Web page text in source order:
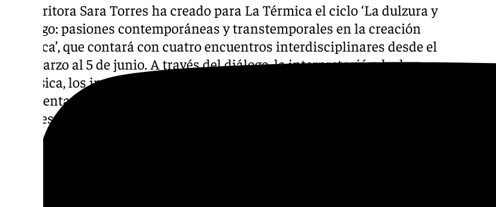
La escritora Sara Torres ha creado para La Térmica el ciclo ‘La dulzura y
el riesgo: pasiones contemporáneas y transtemporales en la creación
artística’, que contará con cuatro encuentros interdisciplinares desde el
7 de marzo al 5 de junio. A través del diálogo, la interpretación, la danza y
la música, los invitados profundizarán junto a Sara Torres en la
representación de la pasión, la ternura y el deseo en distintas
manifestaciones artísticas.